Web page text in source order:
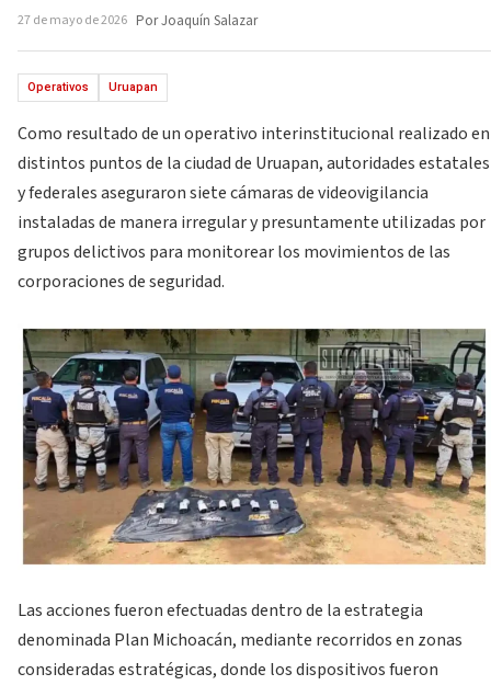
27 de mayo de 2026 Por Joaquín Salazar
Operativos Uruapan
Como resultado de un operativo interinstitucional realizado en
distintos puntos de la ciudad de Uruapan, autoridades estatales
y federales aseguraron siete cámaras de videovigilancia
instaladas de manera irregular y presuntamente utilizadas por
grupos delictivos para monitorear los movimientos de las
corporaciones de seguridad.
Las acciones fueron efectuadas dentro de la estrategia
denominada Plan Michoacán, mediante recorridos en zonas
consideradas estratégicas, donde los dispositivos fueron